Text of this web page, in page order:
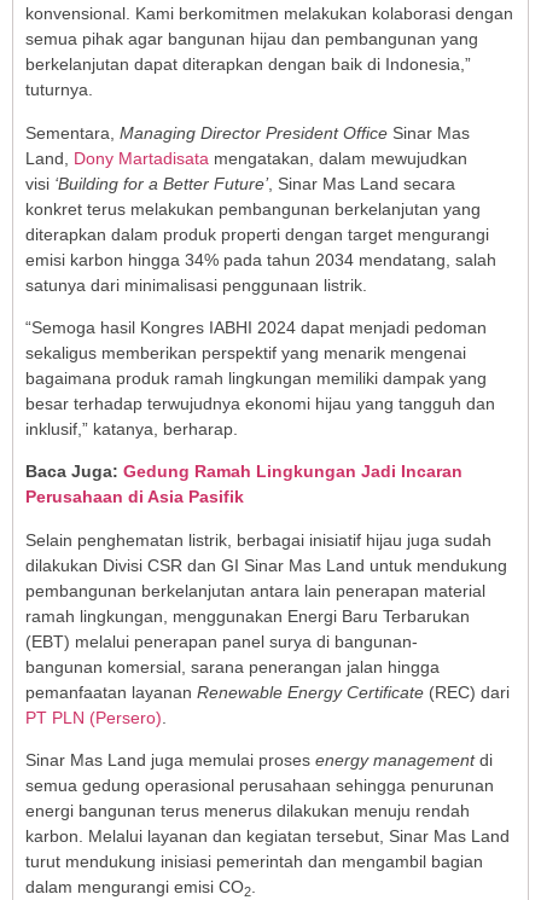
konvensional. Kami berkomitmen melakukan kolaborasi dengan
semua pihak agar bangunan hijau dan pembangunan yang
berkelanjutan dapat diterapkan dengan baik di Indonesia,”
tuturnya.
Sementara, Managing Director President Office Sinar Mas
Land, Dony Martadisata mengatakan, dalam mewujudkan
visi ‘Building for a Better Future’, Sinar Mas Land secara
konkret terus melakukan pembangunan berkelanjutan yang
diterapkan dalam produk properti dengan target mengurangi
emisi karbon hingga 34% pada tahun 2034 mendatang, salah
satunya dari minimalisasi penggunaan listrik.
“Semoga hasil Kongres IABHI 2024 dapat menjadi pedoman
sekaligus memberikan perspektif yang menarik mengenai
bagaimana produk ramah lingkungan memiliki dampak yang
besar terhadap terwujudnya ekonomi hijau yang tangguh dan
inklusif,” katanya, berharap.
Baca Juga: Gedung Ramah Lingkungan Jadi Incaran
Perusahaan di Asia Pasifik
Selain penghematan listrik, berbagai inisiatif hijau juga sudah
dilakukan Divisi CSR dan GI Sinar Mas Land untuk mendukung
pembangunan berkelanjutan antara lain penerapan material
ramah lingkungan, menggunakan Energi Baru Terbarukan
(EBT) melalui penerapan panel surya di bangunan-
bangunan komersial, sarana penerangan jalan hingga
pemanfaatan layanan Renewable Energy Certificate (REC) dari
PT PLN (Persero)
Sinar Mas Land juga memulai proses energy managementdi
semua gedung operasional perusahaan sehingga penurunan
energi bangunan terus menerus dilakukan menuju rendah
karbon. Melalui layanan dan kegiatan tersebut, Sinar Mas Land
turut mendukung inisiasi pemerintah dan mengambil bagian
dalam mengurangi emisi CO2